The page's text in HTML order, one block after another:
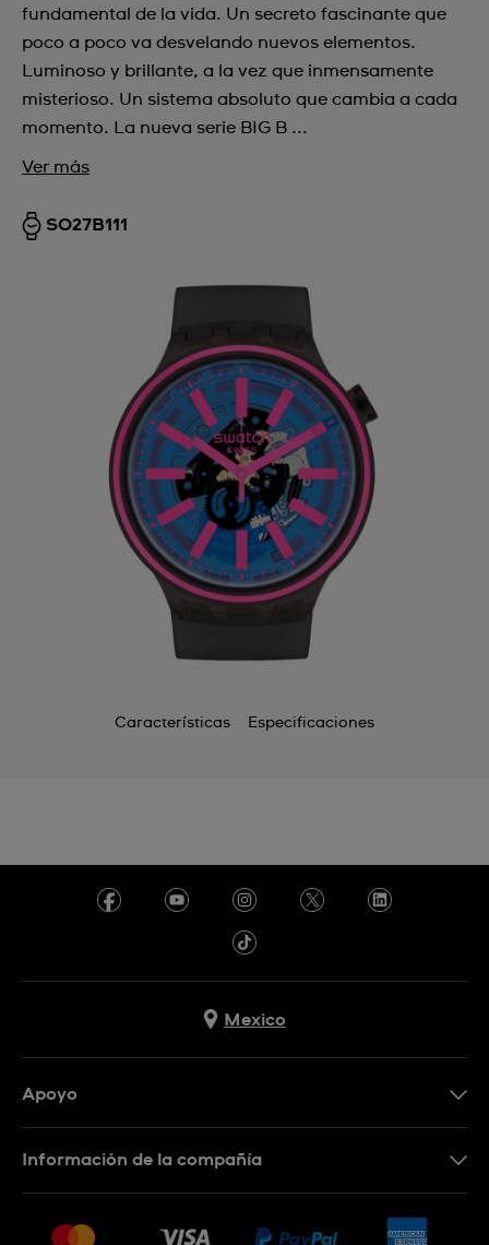
fundamental de la vida. Un secreto fascinante que
poco a poco va desvelando nuevos elementos.
Luminoso y brillante, a la vez que inmensamente
misterioso. Un sistema absoluto que cambia a cada
momento. La nueva serie BIG B ...
Ver más
SO27B111
Características Especificaciones
Mexico
Apoyo
Información de la compañía
Empleo